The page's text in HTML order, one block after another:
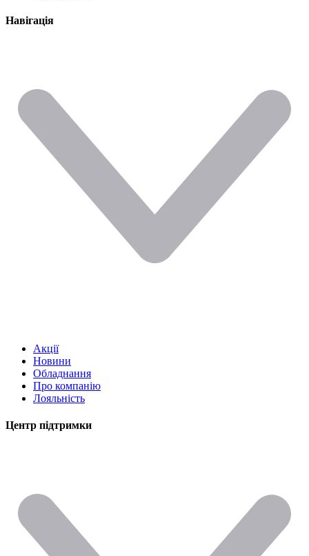
Навігація
Акції
Новини
Обладнання
Про компанію
Лояльність
Центр підтримки